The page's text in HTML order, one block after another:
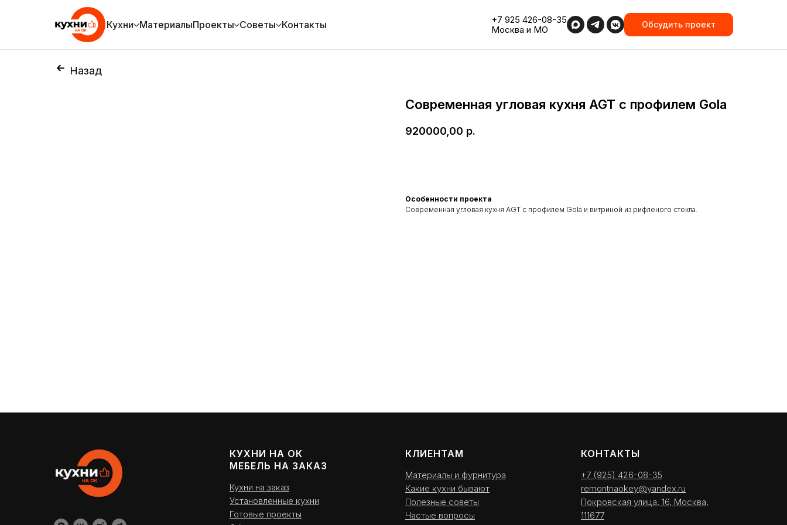
Кухни МатериалыПроекты Советы Контакты
+7 925 426-08-35
Москва и МО
Обсудить проект
Назад
Современная угловая кухня AGT с профилем Gola
920000,00 р.
Особенности проекта
Современная угловая кухня AGT с профилем Gola и витриной из рифленого стекла.
КУХНИ НА ОК
МЕБЕЛЬ НА ЗАКАЗ
Кухни на заказ
Установленные кухни
Готовые проекты
КЛИЕНТАМ
Материалы и фурнитура
Какие кухни бывают
Полезные советы
Частые вопросы
КОНТАКТЫ
+7 (925) 426-08-35
remontnaokey@yandex.ru
Покровская улица, 16, Москва,
111677